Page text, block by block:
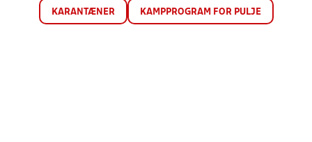
KARANTÆNER KAMPPROGRAM FOR PULJE